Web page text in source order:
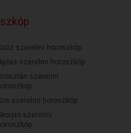
szerelmi horoszkóp
szerelmi horoszkóp
szerelmi
szerelmi horoszkóp
szerelmi